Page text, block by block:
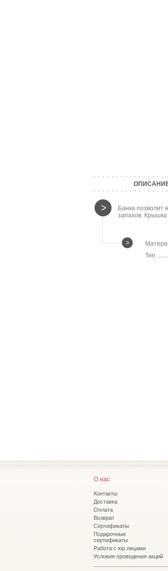
Банка позволит
запахов.
Тип
О нас
Контакты
Доставка
Оплата
Возврат
Сертификаты
Подарочные
сертификаты
Работа с юр.лицами
Условия проведения акций